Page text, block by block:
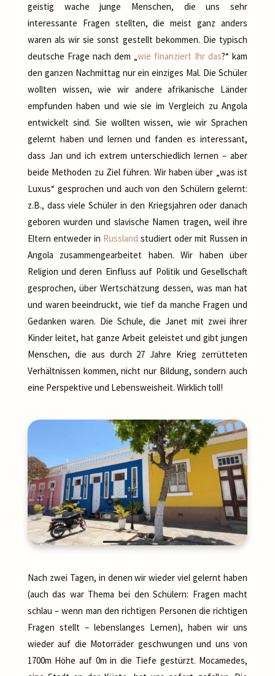
geistig wache junge Menschen, die uns sehr
interessante Fragen stellten, die meist ganz anders
waren als wir sie sonst gestellt bekommen. Die typisch
deutsche Frage nach dem „wie finanziert Ihr das?“ kam
den ganzen Nachmittag nur ein einziges Mal. Die Schüler
wollten wissen, wie wir andere afrikanische Länder
empfunden haben und wie sie im Vergleich zu Angola
entwickelt sind. Sie wollten wissen, wie wir Sprachen
gelernt haben und lernen und fanden es interessant,
dass Jan und ich extrem unterschiedlich lernen – aber
beide Methoden zu Ziel führen. Wir haben über „was ist
Luxus“ gesprochen und auch von den Schülern gelernt:
z.B., dass viele Schüler in den Kriegsjahren oder danach
geboren wurden und slavische Namen tragen, weil ihre
Eltern entweder in Russland studiert oder mit Russen in
Angola zusammengearbeitet haben. Wir haben über
Religion und deren Einfluss auf Politik und Gesellschaft
gesprochen, über Wertschätzung dessen, was man hat
und waren beeindruckt, wie tief da manche Fragen und
Gedanken waren. Die Schule, die Janet mit zwei ihrer
Kinder leitet, hat ganze Arbeit geleistet und gibt jungen
Menschen, die aus durch 27 Jahre Krieg zerrütteten
Verhältnissen kommen, nicht nur Bildung, sondern auch
eine Perspektive und Lebensweisheit. Wirklich toll!
Nach zwei Tagen, in denen wir wieder viel gelernt haben
(auch das war Thema bei den Schülern: Fragen macht
schlau – wenn man den richtigen Personen die richtigen
Fragen stellt – lebenslanges Lernen), haben wir uns
wieder auf die Motorräder geschwungen und uns von
1700m Höhe auf 0m in die Tiefe gestürzt. Mocamedes,